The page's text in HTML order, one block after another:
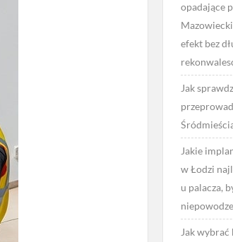
opadające
efekt bez
Jak
Jakie
w Łodzi
u palacza,
Jak